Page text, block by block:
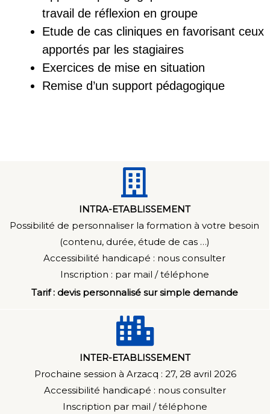
travail de réflexion en groupe
Etude de cas cliniques en favorisant ceux
apportés par les stagiaires
Exercices de mise en situation
Remise d’un support pédagogique
INTRA-ETABLISSEMENT
Possibilité de personnaliser la formation à votre besoin
(contenu, durée, étude de cas …)
Accessibilité handicapé : nous consulter
Inscription : par mail / téléphone
Tarif : devis personnalisé sur simple demande
INTER-ETABLISSEMENT
Prochaine session à Arzacq : 27, 28 avril 2026
Accessibilité handicapé : nous consulter
Inscription par mail / téléphone